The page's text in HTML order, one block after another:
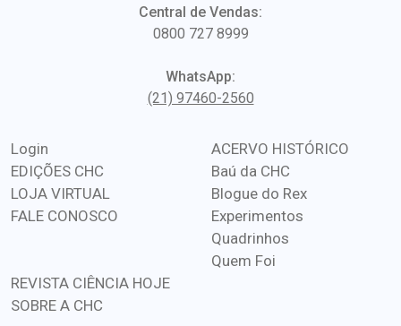
Central de Vendas:
0800 727 8999
WhatsApp:
(21) 97460-2560
Login
EDIÇÕES CHC
LOJA VIRTUAL
FALE CONOSCO
ACERVO HISTÓRICO
Baú da CHC
Blogue do Rex
Experimentos
Quadrinhos
Quem Foi
REVISTA CIÊNCIA HOJE
SOBRE A CHC